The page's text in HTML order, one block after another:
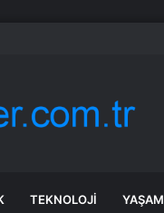
inanamadılar
TEKNOLOJI YAŞAM